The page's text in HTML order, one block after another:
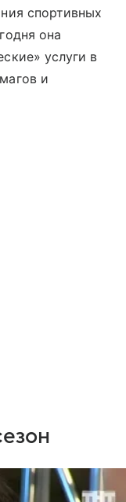
спортивных
она
услуги в
и